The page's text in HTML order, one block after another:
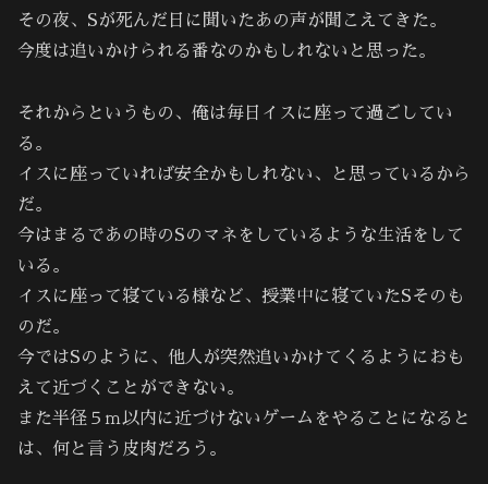
その夜、Sが死んだ日に聞いたあの声が聞こえてきた。
今度は追いかけられる番なのかもしれないと思った。
それからというもの、俺は毎日イスに座って過ごしてい
る。
イスに座っていれば安全かもしれない、と思っているから
だ。
今はまるであの時のSのマネをしているような生活をして
いる。
イスに座って寝ている様など、授業中に寝ていたSそのも
のだ。
今ではSのように、他人が突然追いかけてくるようにおも
えて近づくことができない。
また半径５ｍ以内に近づけないゲームをやることになると
は、何と言う皮肉だろう。